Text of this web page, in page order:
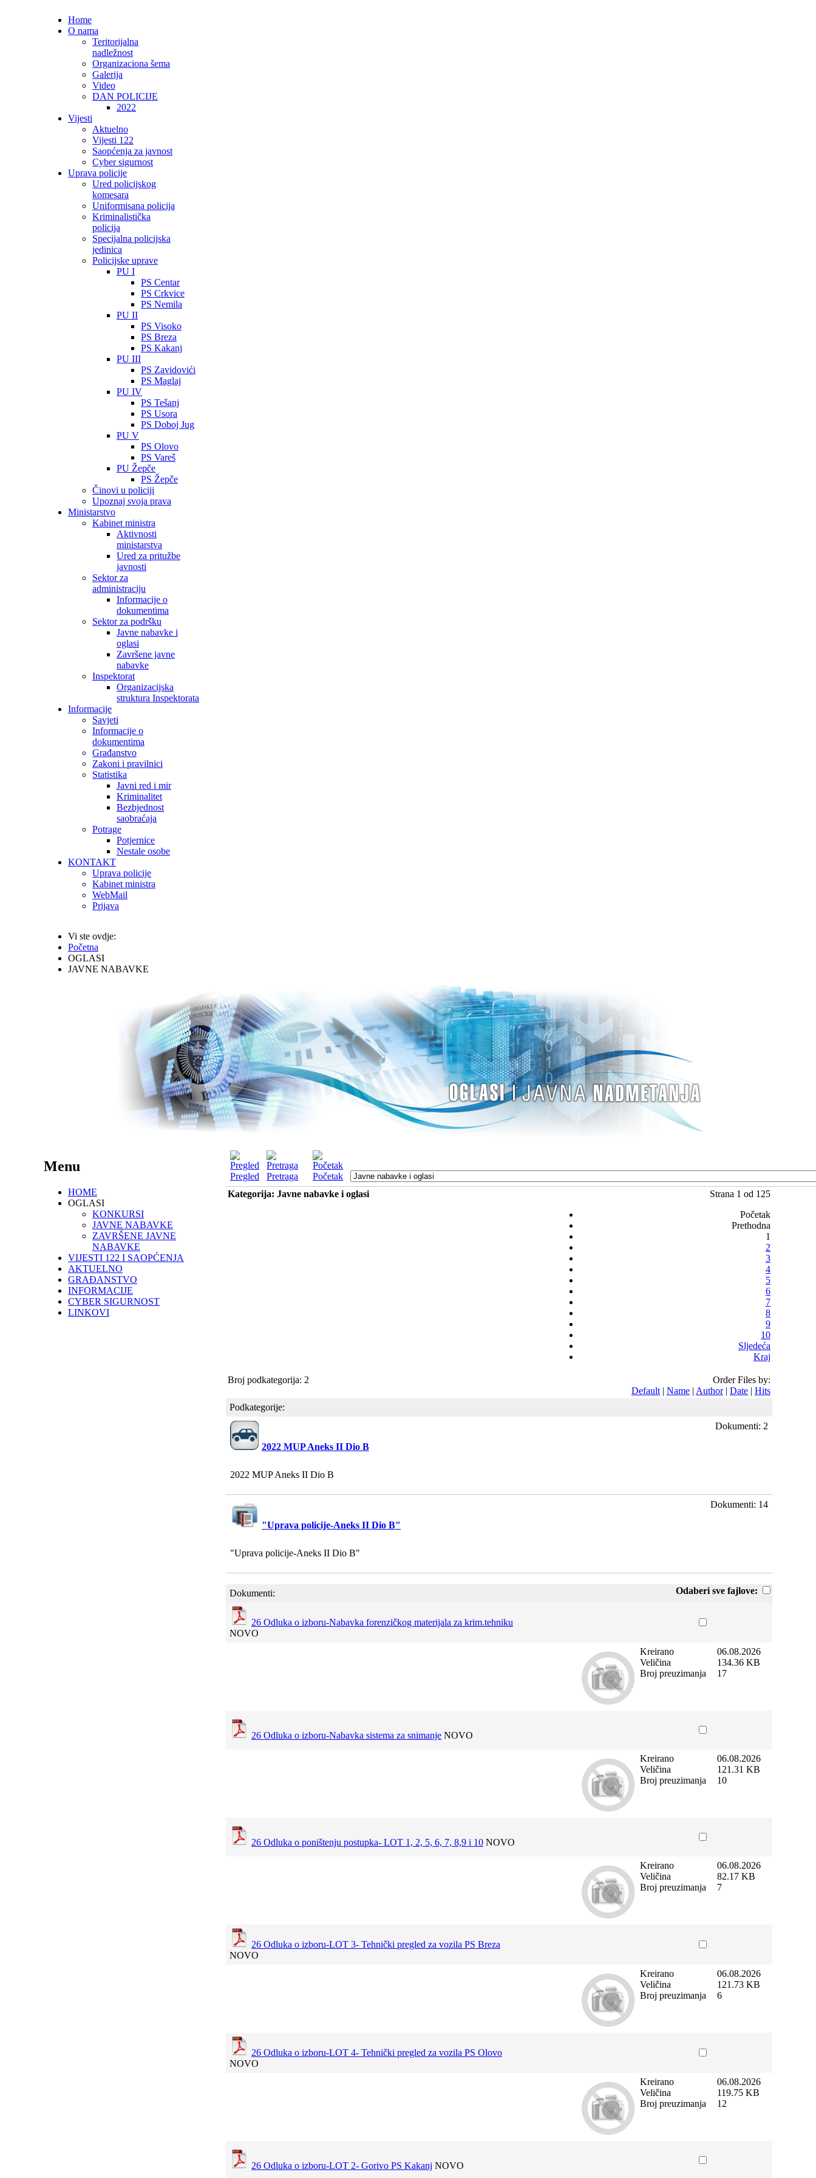
Home
O nama
Teritorijalna
nadležnost
Organizaciona šema
Galerija
Video
DAN POLICIJE
2022
Vijesti
Aktuelno
Vijesti 122
Saopćenja za javnost
Cyber sigurnost
Uprava policije
Ured policijskog
komesara
Uniformisana policija
Kriminalistička
policija
Specijalna policijska
jedinica
Policijske uprave
PU I
PS Centar
PS Crkvice
PS Nemila
PU II
PS Visoko
PS Breza
PS Kakanj
PU III
PS Zavidovići
PS Maglaj
PU IV
PS Tešanj
PS Usora
PS Doboj Jug
PU V
PS Olovo
PS Vareš
PU Žepče
PS Žepče
Činovi u policiji
Upoznaj svoja prava
Ministarstvo
Kabinet ministra
Aktivnosti
ministarstva
Ured za pritužbe
javnosti
Sektor za
administraciju
Informacije o
dokumentima
Sektor za podršku
Javne nabavke i
oglasi
Završene javne
nabavke
Inspektorat
Organizacijska
struktura Inspektorata
Informacije
Savjeti
Informacije o
dokumentima
Građanstvo
Zakoni i pravilnici
Statistika
Javni red i mir
Kriminalitet
Bezbjednost
saobraćaja
Potrage
Potjernice
Nestale osobe
KONTAKT
Uprava policije
Kabinet ministra
WebMail
Prijava
Vi ste ovdje:
Početna
OGLASI
JAVNE NABAVKE
Pregled Pretraga
Početak
Kategorija: Javne nabavke i oglasi
Strana 1 od 125
Početak
Prethodna
1
2
3
4
5
6
7
8
9
10
Sljedeća
Kraj
Broj podkategorija: 2
Order Files by:
Default | Name | Author| Date | Hits
Podkategorije:
2022 MUP Aneks II Dio B
Dokumenti: 2
2022 MUP Aneks II Dio B
"Uprava policije-Aneks II Dio B"
Dokumenti: 14
"Uprava policije-Aneks II Dio B"
Odaberi sve fajlove:
Dokumenti:
26 Odluka o izboru-Nabavka forenzičkog materijala za krim.tehniku
NOVO
Kreirano
Veličina
Broj preuzimanja
06.08.2026
134.36 KB
17
26 Odluka o izboru-Nabavka sistema za snimanje NOVO
Kreirano
Veličina
Broj preuzimanja
06.08.2026
121.31 KB
10
26 Odluka o poništenju postupka- LOT 1, 2, 5, 6, 7, 8,9 i 10 NOVO
Kreirano
Veličina
Broj preuzimanja
06.08.2026
82.17 KB
7
26 Odluka o izboru-LOT 3- Tehnički pregled za vozila PS Breza
NOVO
Kreirano
Veličina
Broj preuzimanja
06.08.2026
121.73 KB
6
26 Odluka o izboru-LOT 4- Tehnički pregled za vozila PS Olovo
NOVO
Kreirano
Veličina
Broj preuzimanja
06.08.2026
119.75 KB
12
26 Odluka o izboru-LOT 2- Gorivo PS Kakanj NOVO
Menu
HOME
OGLASI
KONKURSI
JAVNE NABAVKE
ZAVRŠENE JAVNE
NABAVKE
VIJESTI 122 I SAOPĆENJA
AKTUELNO
GRAĐANSTVO
INFORMACIJE
CYBER SIGURNOST
LINKOVI